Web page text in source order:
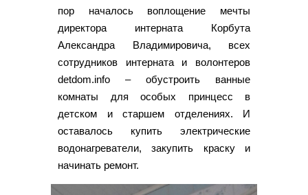
пор началось воплощение мечты
директора интерната Корбута
Александра Владимировича, всех
сотрудников интерната и волонтеров
detdom.info – обустроить ванные
комнаты для особых принцесс в
детском и старшем отделениях. И
оставалось купить электрические
водонагреватели, закупить краску и
начинать ремонт.